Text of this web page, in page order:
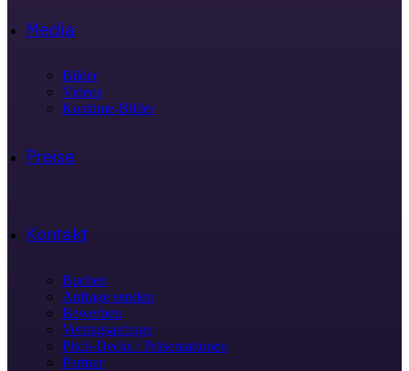
Media
Bilder
Videos
Kostüme-Bilder
Preise
Kontakt
Buchen
Anfrage senden
Bewerben
Vertragsanfrage
Pitch-Decks / Präsentationen
Partner